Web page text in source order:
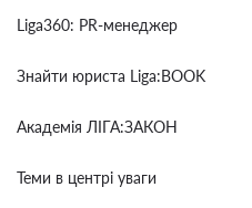
Liga360: PR-менеджер
Знайти юриста Liga:BOOK
Академія ЛІГА:ЗАКОН
Теми в центрі уваги